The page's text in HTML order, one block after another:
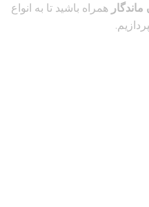
همراه باشید تا به انواع